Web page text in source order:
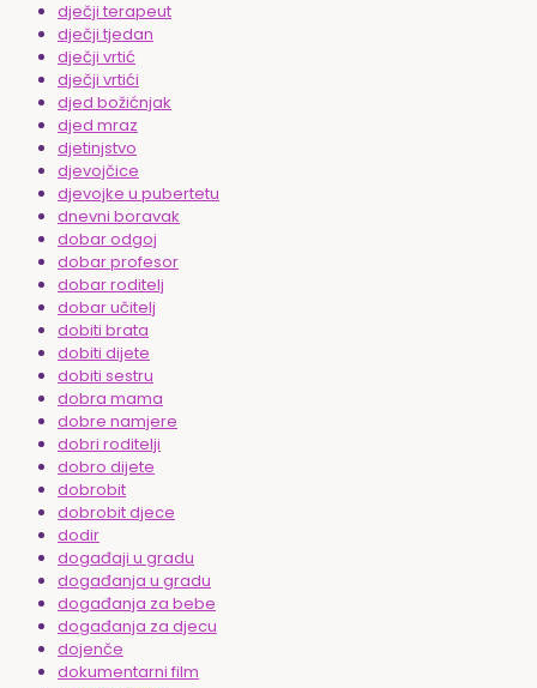
dječji terapeut
dječji tjedan
dječji vrtić
dječji vrtići
djed božićnjak
djed mraz
djetinjstvo
djevojčice
djevojke u pubertetu
dnevni boravak
dobar odgoj
dobar profesor
dobar roditelj
dobar učitelj
dobiti brata
dobiti dijete
dobiti sestru
dobra mama
dobre namjere
dobri roditelji
dobro dijete
dobrobit
dobrobit djece
dodir
događaji u gradu
događanja u gradu
događanja za bebe
događanja za djecu
dojenče
dokumentarni film